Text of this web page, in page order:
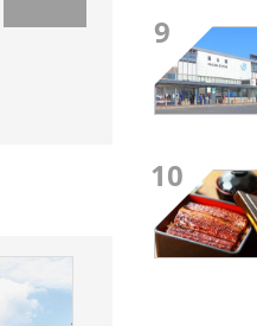
9
10